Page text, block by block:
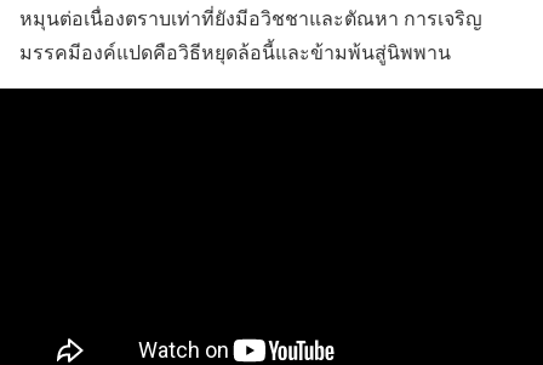
หมุนต่อเนื่องตราบเท่าที่ยังมีอวิชชาและตัณหา การเจริญ
มรรคมีองค์แปดคือวิธีหยุดล้อนี้และข้ามพ้นสู่นิพพาน